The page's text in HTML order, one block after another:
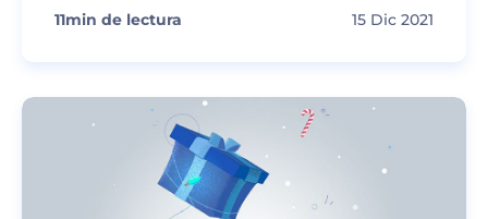
11min de lectura 15 Dic 2021